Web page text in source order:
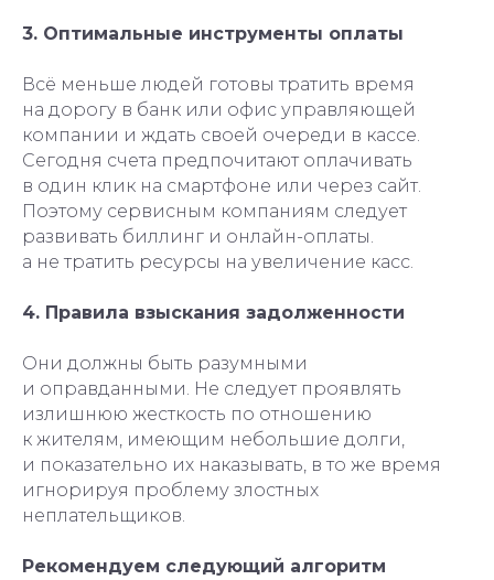
3. Оптимальные инструменты оплаты
Всё меньше людей готовы тратить время
на дорогу в банк или офис управляющей
компании и ждать своей очереди в кассе.
Сегодня счета предпочитают оплачивать
в один клик на смартфоне или через сайт.
Поэтому сервисным компаниям следует
развивать биллинг и онлайн-оплаты.
а не тратить ресурсы на увеличение касс.
4. Правила взыскания задолженности
Они должны быть разумными
и оправданными. Не следует проявлять
излишнюю жесткость по отношению
к жителям, имеющим небольшие долги,
и показательно их наказывать, в то же время
игнорируя проблему злостных
неплательщиков.
Рекомендуем следующий алгоритм